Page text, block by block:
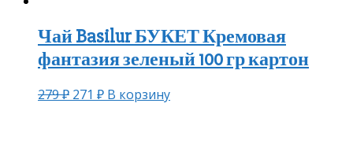
Чай Basilur БУКЕТ Кремовая
фантазия зеленый 100 гр картон
279₽ 271 ₽ В корзину